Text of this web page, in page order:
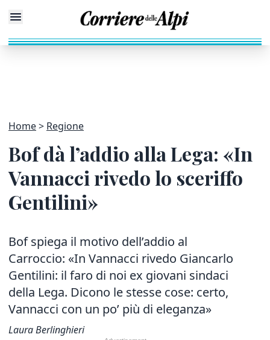
Home Regione
Bof dà l’addio alla Lega: «In
Vannacci rivedo lo sceriffo
Gentilini»
Bof spiega il motivo dell’addio al
Carroccio: «In Vannacci rivedo Giancarlo
Gentilini: il faro di noi ex giovani sindaci
della Lega. Dicono le stesse cose: certo,
Vannacci con un po’ più di eleganza»
Laura Berlinghieri